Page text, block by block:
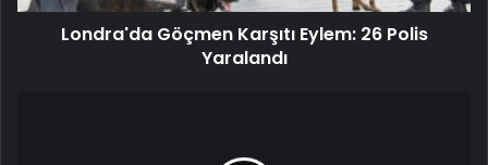
Londra'da Göçmen Karşıtı Eylem: 26 Polis
Yaralandı